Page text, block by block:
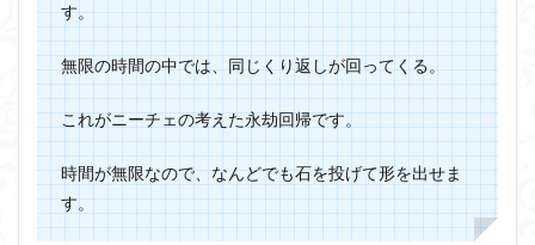
す。
無限の時間の中では、同じくり返しが回ってくる。
これがニーチェの考えた永劫回帰です。
時間が無限なので、なんどでも石を投げて形を出せま
す。